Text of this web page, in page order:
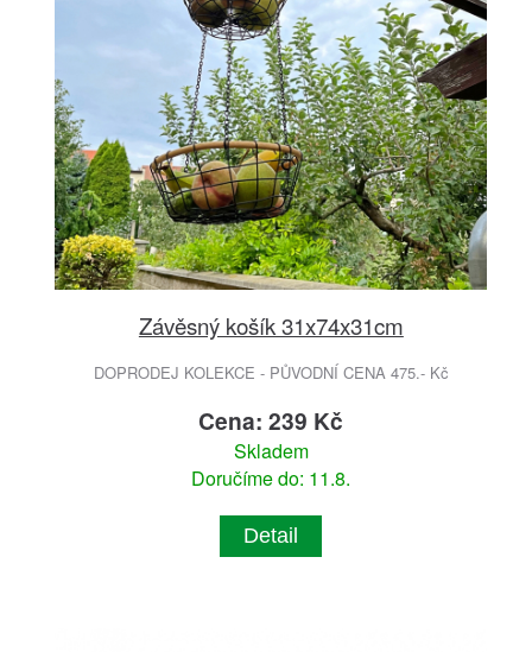
Závěsný košík 31x74x31cm
DOPRODEJ KOLEKCE - PŮVODNÍ CENA 475.- Kč
Cena: 239 Kč
Skladem
Doručíme do: 11.8.
Detail